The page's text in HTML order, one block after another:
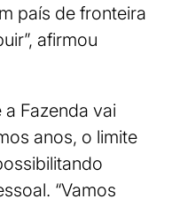
país de fronteira
afirmou
Fazenda vai
anos, o limite
“Vamos